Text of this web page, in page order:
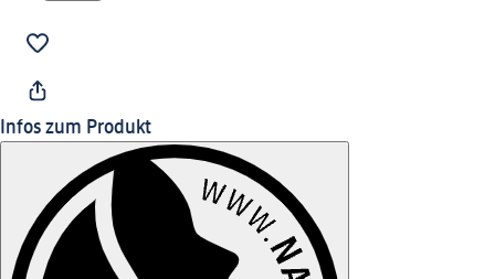
Infos zum Produkt